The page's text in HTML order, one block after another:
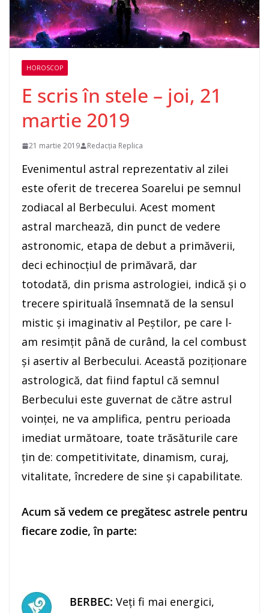
HOROSCOP
E scris în stele – joi, 21
martie 2019
21 martie 2019 Redacția Replica
Evenimentul astral reprezentativ al zilei
este oferit de trecerea Soarelui pe semnul
zodiacal al Berbecului. Acest moment
astral marchează, din punct de vedere
astronomic, etapa de debut a primăverii,
deci echinocţiul de primăvară, dar
totodată, din prisma astrologiei, indică şi o
trecere spirituală însemnată de la sensul
mistic şi imaginativ al Peştilor, pe care l-
am resimţit până de curând, la cel combust
şi asertiv al Berbecului. Această poziţionare
astrologică, dat fiind faptul că semnul
Berbecului este guvernat de către astrul
voinţei, ne va amplifica, pentru perioada
imediat următoare, toate trăsăturile care
ţin de: competitivitate, dinamism, curaj,
vitalitate, încredere de sine şi capabilitate.
Acum să vedem ce pregătesc astrele pentru
fiecare zodie, în parte:
BERBEC: Veţi fi mai energici,